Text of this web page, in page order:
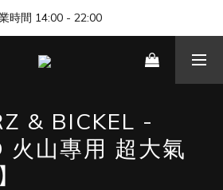
店開幕，歡迎來找我們玩 🎊
時間 14:00 - 22:00
店開幕，歡迎來找我們玩 🎊
& BICKEL -
火山專用 超大氣